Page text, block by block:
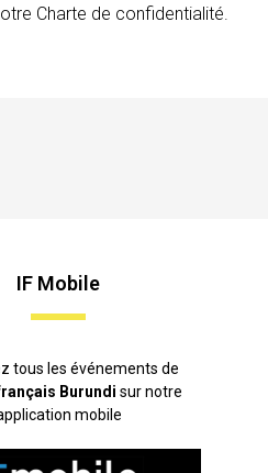
Charte de confidentialité.
IF Mobile
tous les événements de
Burundisur notre
mobile